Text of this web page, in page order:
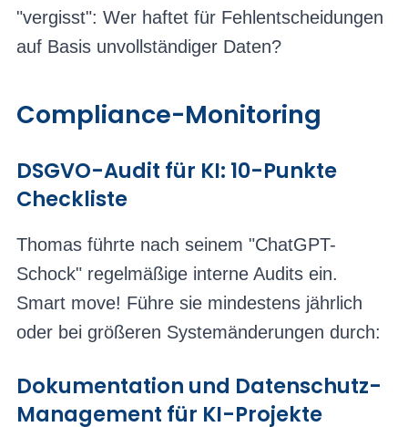
"vergisst": Wer haftet für Fehlentscheidungen
auf Basis unvollständiger Daten?
Compliance-Monitoring
DSGVO-Audit für KI: 10-Punkte
Checkliste
Thomas führte nach seinem "ChatGPT-
Schock" regelmäßige interne Audits ein.
Smart move! Führe sie mindestens jährlich
oder bei größeren Systemänderungen durch:
Dokumentation und Datenschutz-
Management für KI-Projekte